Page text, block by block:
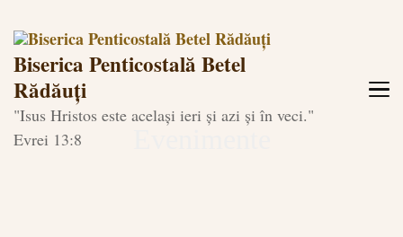
Biserica Penticostală Betel
Rădăuți
"Isus Hristos este același ieri și azi și în veci."
Evrei 13:8